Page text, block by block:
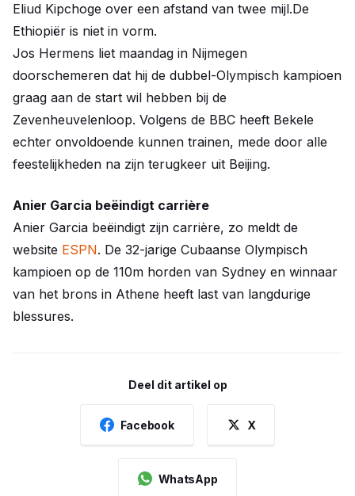
Eliud Kipchoge over een afstand van twee mijl.De
Ethiopiër is niet in vorm.
Jos Hermens liet maandag in Nijmegen
doorschemeren dat hij de dubbel-Olympisch kampioen
graag aan de start wil hebben bij de
Zevenheuvelenloop. Volgens de BBC heeft Bekele
echter onvoldoende kunnen trainen, mede door alle
feestelijkheden na zijn terugkeer uit Beijing.
Anier Garcia beëindigt carrière
Anier Garcia beëindigt zijn carrière, zo meldt de
website ESPN. De 32-jarige Cubaanse Olympisch
kampioen op de 110m horden van Sydney en winnaar
van het brons in Athene heeft last van langdurige
blessures.
Deel dit artikel op
Facebook X
WhatsApp